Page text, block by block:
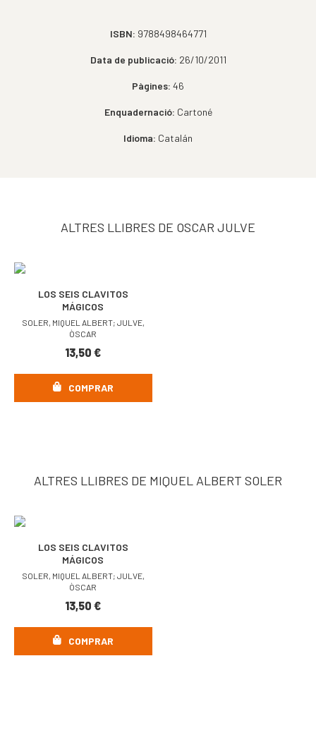
ISBN: 9788498464771
Data de publicació: 26/10/2011
Pàgines: 46
Enquadernació: Cartoné
Idioma: Catalán
ALTRES LLIBRES DE OSCAR JULVE
LOS SEIS CLAVITOS
MÁGICOS
SOLER, MIQUEL ALBERT; JULVE,
ÒSCAR
13,50€
COMPRAR
ALTRES LLIBRES DE MIQUEL ALBERT SOLER
LOS SEIS CLAVITOS
MÁGICOS
SOLER, MIQUEL ALBERT; JULVE,
ÒSCAR
13,50€
COMPRAR